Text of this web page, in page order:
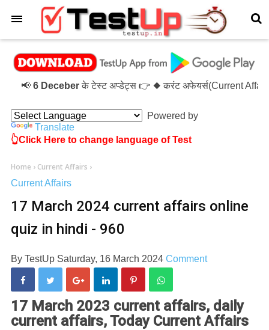
6 Deceberके टेस्ट अप्डेट्स 👉 ◆ करंट अफेयर्स(Current Affairs)-
Powered by
Translate
👆Click Here to change language of Test
Home › Current Affairs ›
Current Affairs
17 March 2024 current affairs online
quiz in hindi - 960
By TestUp Saturday, 16 March 2024 Comment
17 March 2023 current affairs, daily
current affairs, Today Current Affairs